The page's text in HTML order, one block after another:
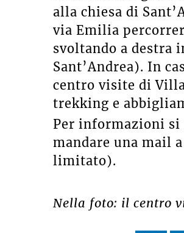
alla chiesa di
via Emilia
svoltando a destra
Sant’Andrea). In
centro visite di
trekking e
Per informazioni si
mandare una mail
limitato).
Nella foto: il centro